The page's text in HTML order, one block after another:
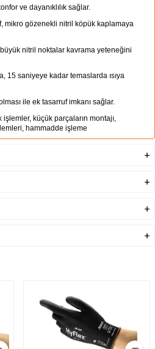
ve dayanıklılık sağlar.
mikro gözenekli nitril köpük kaplamaya
nitril noktalar kavrama yeteneğini
15 saniyeye kadar temaslarda ısıya
ile ek tasarruf imkanı sağlar.
küçük parçaların montajı,
hammadde işleme